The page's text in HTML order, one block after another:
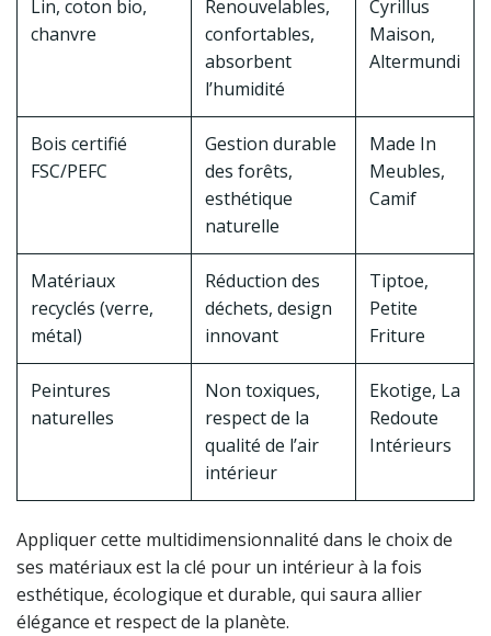
Lin, coton bio,
chanvre
Renouvelables,
confortables,
absorbent
l’humidité
Cyrillus
Maison,
Altermundi
Bois certifié
FSC/PEFC
Gestion durable
des forêts,
esthétique
naturelle
Made In
Meubles,
Camif
Matériaux
recyclés (verre,
métal)
Réduction des
déchets, design
innovant
Tiptoe,
Petite
Friture
Peintures
naturelles
Non toxiques,
respect de la
qualité de l’air
intérieur
Ekotige, La
Redoute
Intérieurs
Appliquer cette multidimensionnalité dans le choix de
ses matériaux est la clé pour un intérieur à la fois
esthétique, écologique et durable, qui saura allier
élégance et respect de la planète.